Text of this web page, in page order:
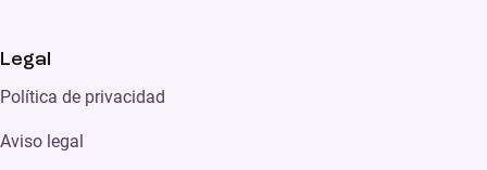
Legal
Política de privacidad
Aviso legal